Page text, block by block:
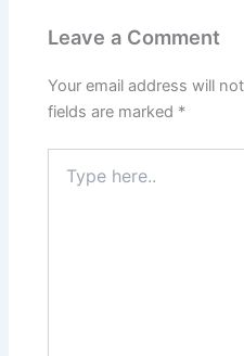
Leave a Comment
Your email address will
fields are marked *
here..